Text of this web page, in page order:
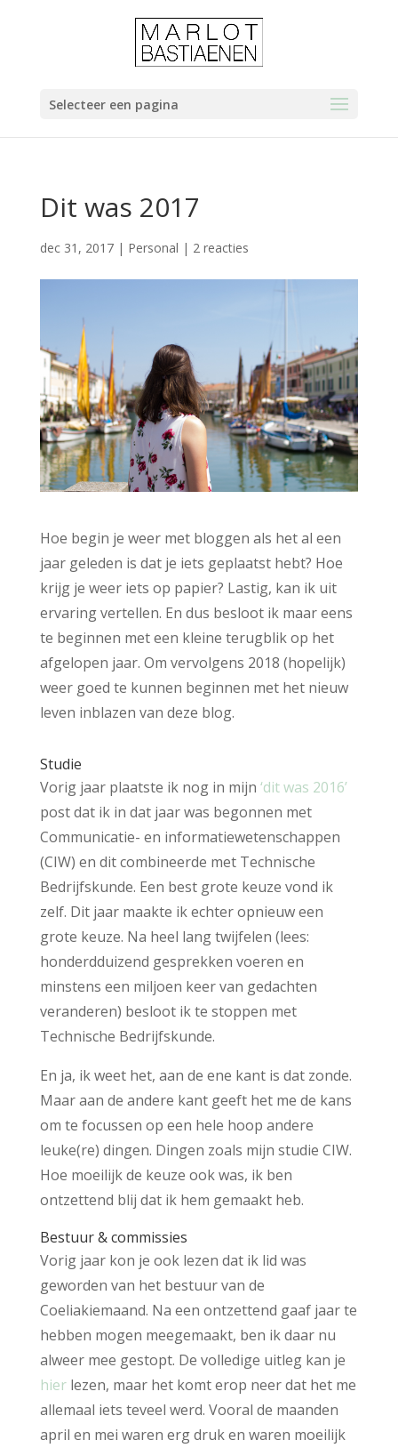
Selecteer een pagina
Dit was 2017
dec 31, 2017| Personal | 2 reacties
Hoe begin je weer met bloggen als het al een
jaar geleden is dat je iets geplaatst hebt? Hoe
krijg je weer iets op papier? Lastig, kan ik uit
ervaring vertellen. En dus besloot ik maar eens
te beginnen met een kleine terugblik op het
afgelopen jaar. Om vervolgens 2018 (hopelijk)
weer goed te kunnen beginnen met het nieuw
leven inblazen van deze blog.
Studie
Vorig jaar plaatste ik nog in mijn ‘dit was 2016’
post dat ik in dat jaar was begonnen met
Communicatie- en informatiewetenschappen
(CIW) en dit combineerde met Technische
Bedrijfskunde. Een best grote keuze vond ik
zelf. Dit jaar maakte ik echter opnieuw een
grote keuze. Na heel lang twijfelen (lees:
honderdduizend gesprekken voeren en
minstens een miljoen keer van gedachten
veranderen) besloot ik te stoppen met
Technische Bedrijfskunde.
En ja, ik weet het, aan de ene kant is dat zonde.
Maar aan de andere kant geeft het me de kans
om te focussen op een hele hoop andere
leuke(re) dingen. Dingen zoals mijn studie CIW.
Hoe moeilijk de keuze ook was, ik ben
ontzettend blij dat ik hem gemaakt heb.
Bestuur & commissies
Vorig jaar kon je ook lezen dat ik lid was
geworden van het bestuur van de
Coeliakiemaand. Na een ontzettend gaaf jaar te
hebben mogen meegemaakt, ben ik daar nu
alweer mee gestopt. De volledige uitleg kan je
hierlezen, maar het komt erop neer dat het me
allemaal iets teveel werd. Vooral de maanden
april en mei waren erg druk en waren moeilijk